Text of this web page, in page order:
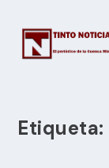
Etiqueta: